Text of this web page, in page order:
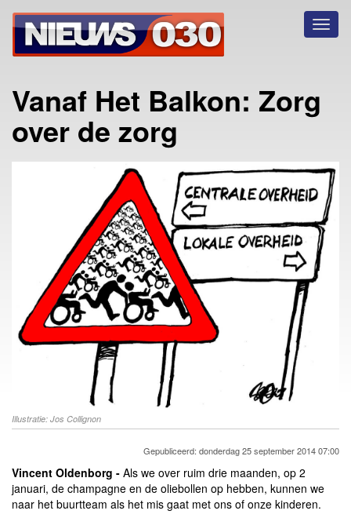
Vanaf Het Balkon: Zorg
over de zorg
Illustratie: Jos Collignon
Gepubliceerd: donderdag 25 september 2014 07:00
Vincent Oldenborg - Als we over ruim drie maanden, op 2
januari, de champagne en de oliebollen op hebben, kunnen we
naar het buurtteam als het mis gaat met ons of onze kinderen.